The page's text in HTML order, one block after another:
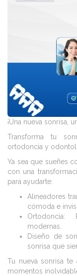
¡Una nueva sonrisa,
Transforma tu
ortodoncia y
Ya sea que sueñes
con una
para ayudarte:
Alineadores
cómoda e
Ortodoncia:
modernas.
Diseño de
sonrisa que
Tu nueva sonrisa te
momentos